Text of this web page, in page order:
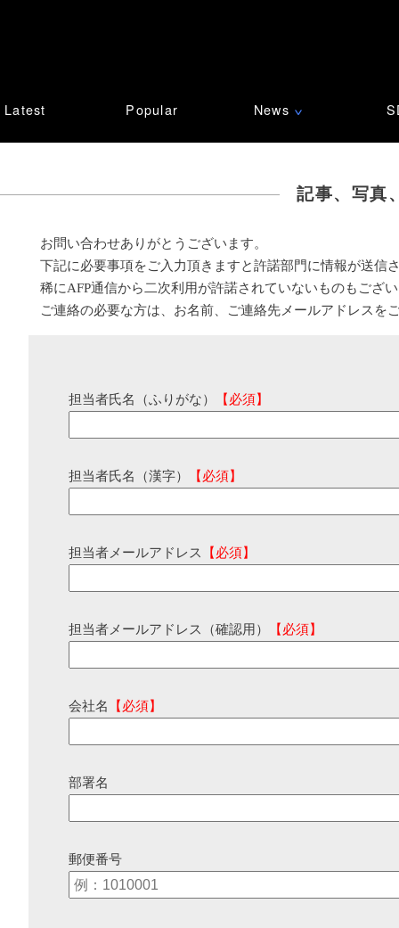
Latest Popular News ∨
記事、写真
お問い合わせありがとうございます。
下記に必要事項をご入力頂きますと許諾部門に情報が送信
稀にAFP通信から二次利用が許諾されていないものもござ
ご連絡の必要な方は、お名前、ご連絡先メールアドレスを
担当者氏名（ふりがな） 【必須】
担当者氏名（漢字） 【必須】
担当者メールアドレス 【必須】
担当者メールアドレス（確認用） 【必須】
会社名 【必須】
部署名
郵便番号